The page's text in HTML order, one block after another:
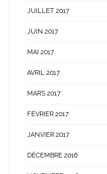
JUILLET 2017
JUIN 2017
MAI 2017
AVRIL 2017
MARS 2017
FÉVRIER 2017
JANVIER 2017
DÉCEMBRE 2016